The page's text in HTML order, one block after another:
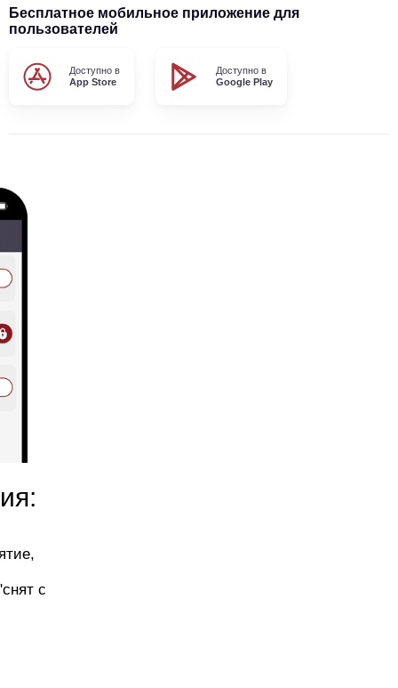
Бесплатное мобильное приложение для
пользователей
Доступно в
App Store
Доступно в
Google Play
с